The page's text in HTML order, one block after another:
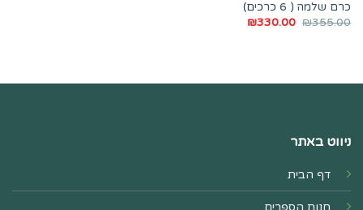
כרם שלמה ( 6 כרכים)
₪355.00
המחיר
₪330.00
המחיר
ניווט באתר
דף הבית